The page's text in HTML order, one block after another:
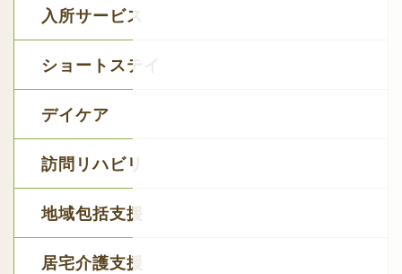
入所サービス
ショートステイ
デイケア
訪問リハビリ
地域包括支援
居宅介護支援